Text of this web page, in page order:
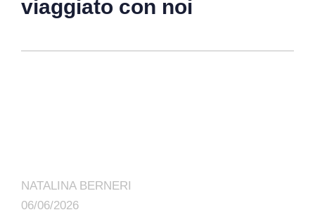
viaggiato con noi
NATALINA BERNERI
06/06/2026